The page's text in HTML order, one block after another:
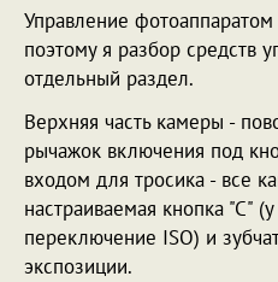
Управление
поэтому я разбор средств
отдельный раздел.
Верхняя часть камеры -
рычажок включения под
входом для тросика - все
настраиваемая кнопка "С"
переключение ISO) и
экспозиции.